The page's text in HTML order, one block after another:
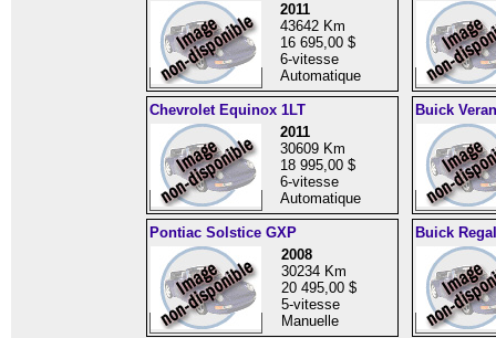
2011
43642 Km
16 695,00 $
6-vitesse
Automatique
Chevrolet Equinox 1LT
2011
30609 Km
18 995,00 $
6-vitesse
Automatique
Buick
Pontiac Solstice GXP
2008
30234 Km
20 495,00 $
5-vitesse
Manuelle
Buick